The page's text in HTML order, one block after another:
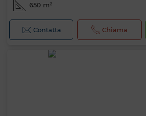
650 m²
Contatta Chiama